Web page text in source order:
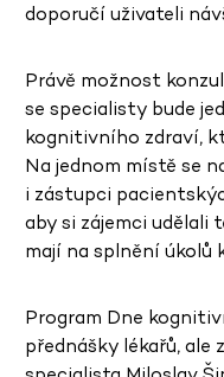
doporučí uživateli
Právě možnost
se specialisty bude
kognitivního zdraví,
Na jednom místě se
i zástupci
aby si zájemci udělali
mají na splnění úkolů
Program Dne
přednášky lékařů, ale